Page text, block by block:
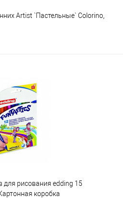
Artist `Пастельные` Colorino,
В наличии
для рисования edding 15
коробка